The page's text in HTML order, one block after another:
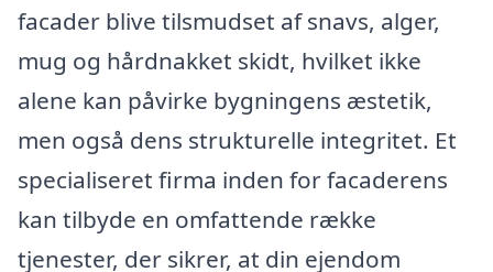
facader blive tilsmudset af snavs, alger,
mug og hårdnakket skidt, hvilket ikke
alene kan påvirke bygningens æstetik,
men også dens strukturelle integritet. Et
specialiseret firma inden for facaderens
kan tilbyde en omfattende række
tjenester, der sikrer, at din ejendom